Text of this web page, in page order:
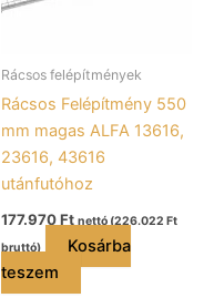
Rácsos felépítmények
Rácsos Felépítmény 550
mm magas ALFA 13616,
23616, 43616
utánfutóhoz
177.970Ft nettó (226.022 Ft
bruttó)
Kosárba
teszem